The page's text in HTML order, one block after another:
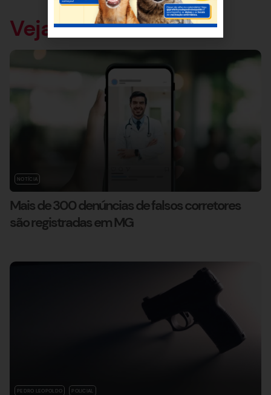
Veja também
NOTÍCIA
Mais de 300 denúncias de falsos corretores
são registradas em MG
PEDRO LEOPOLDO POLICIAL